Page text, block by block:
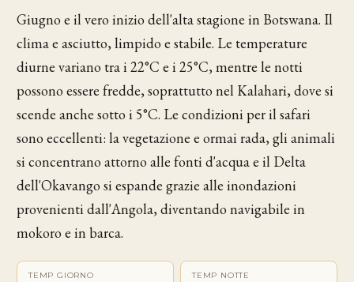
Giugno e il vero inizio dell'alta stagione in Botswana. Il
clima e asciutto, limpido e stabile. Le temperature
diurne variano tra i 22°C e i 25°C, mentre le notti
possono essere fredde, soprattutto nel Kalahari, dove si
scende anche sotto i 5°C. Le condizioni per il safari
sono eccellenti: la vegetazione e ormai rada, gli animali
si concentrano attorno alle fonti d'acqua e il Delta
dell'Okavango si espande grazie alle inondazioni
provenienti dall'Angola, diventando navigabile in
mokoro e in barca.
TEMP GIORNO TEMP NOTTE